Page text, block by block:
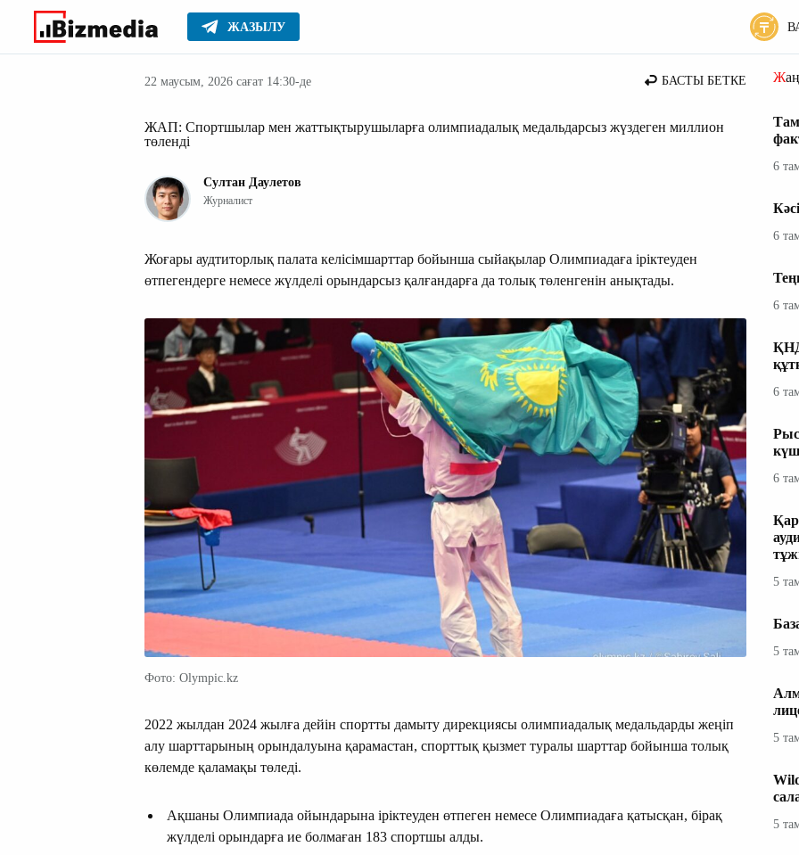
ЖАЗЫЛУ
Басты Жаңалықтар
22 маусым, 2026 сағат 14:30-де БАСТЫ БЕТКЕ
ЖАП: Спортшылар мен жаттықтырушыларға олимпиадалық медальдарсыз жүздеген миллион
төленді
Султан Даулетов
Журналист
Жоғары аудтиторлық палата келісімшарттар бойынша сыйақылар Олимпиадаға іріктеуден
өтпегендерге немесе жүлделі орындарсыз қалғандарға да толық төленгенін анықтады.
Фото: Olympic.kz
2022 жылдан 2024 жылға дейін спортты дамыту дирекциясы олимпиадалық медальдарды жеңіп
алу шарттарының орындалуына қарамастан, спорттық қызмет туралы шарттар бойынша толық
көлемде қаламақы төледі.
Ақшаны Олимпиада ойындарына іріктеуден өтпеген немесе Олимпиадаға қатысқан, бірақ
жүлделі орындарға ие болмаған 183 спортшы алды.
6
6
6
6
6
5
5
5
5